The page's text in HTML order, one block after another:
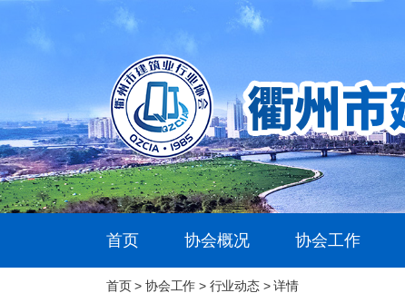
首页 协会概况 协会工作
首页>协会工作> 行业动态 > 详情